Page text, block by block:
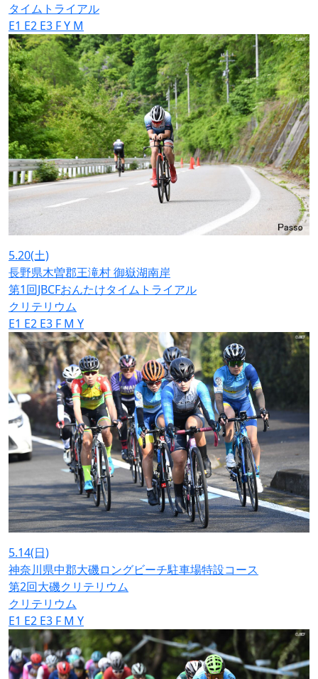
タイムトライアル
E1 E2 E3 FY M
5.20(土)
⻑野県⽊曽郡王滝村 御嶽湖南岸
第1回JBCFおんたけタイムトライアル
クリテリウム
E1 E2 E3 F M Y
5.14(日)
神奈川県中郡大磯ロングビーチ駐車場特設コース
第2回大磯クリテリウム
クリテリウム
E1 E2 E3 F M Y